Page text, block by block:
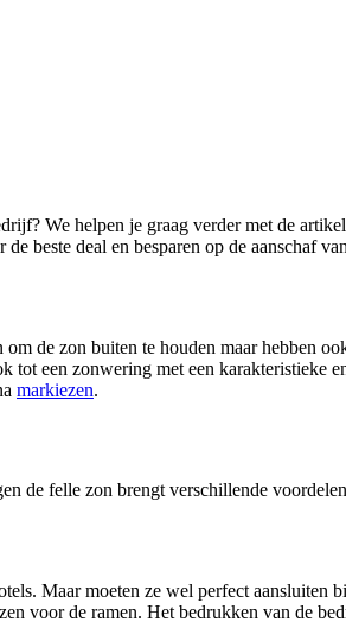
We helpen je graag verder met de
beste deal en besparen op de aanschaf
de zon buiten te houden maar hebben
een zonwering met een karakteristieke
markiezen.
de felle zon brengt verschillende
Maar moeten ze wel perfect aansluiten
voor de ramen. Het bedrukken van de